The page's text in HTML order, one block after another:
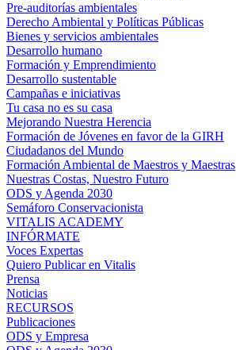
Pre-auditorías ambientales
Derecho Ambiental y Políticas Públicas
Bienes y servicios ambientales
Desarrollo humano
Formación y Emprendimiento
Desarrollo sustentable
Campañas e iniciativas
Tu casa no es su casa
Mejorando Nuestra Herencia
Formación de Jóvenes en favor de la GIRH
Ciudadanos del Mundo
Formación Ambiental de Maestros y Maestras
Nuestras Costas, Nuestro Futuro
ODS y Agenda 2030
Semáforo Conservacionista
VITALIS ACADEMY
INFÓRMATE
Voces Expertas
Quiero Publicar en Vitalis
Prensa
Noticias
RECURSOS
Publicaciones
ODS y Empresa